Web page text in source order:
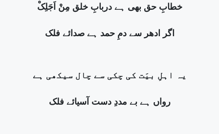
خطابِ حق بھی ہے دربابِ خلق مِنْ اَجَلِکْ
اگر ادھر سے دمِ حمد ہے صدائے فلک
یہ اہلِ بیَت کی چکی سے چال سیکھی ہے
رواں ہے بے مددِ دست آسیائے فلک